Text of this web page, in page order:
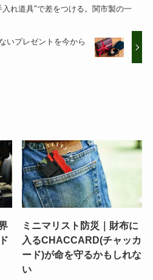
れ道具"で差をつける。関市製の一
いプレゼントを今から
ミニマリスト防災｜財布に
入るCHACCARD(チャッカ
ード)が命を守るかもしれな
い